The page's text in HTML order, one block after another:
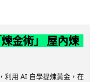
金術」 屋內煉
利用 AI 自學提煉黃金，在